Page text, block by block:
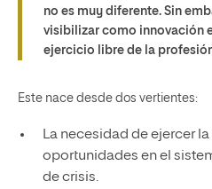
no es muy diferente. Sin
visibilizar como innovación
ejercicio libre de la
Este nace desde dos vertientes:
La necesidad de ejercer
oportunidades en el
de crisis.